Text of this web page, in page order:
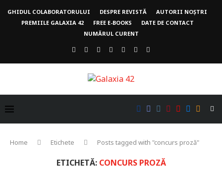
GHIDUL COLABORATORULUI DESPRE REVISTĂ
AUTORII NOȘTRI
PREMIILE GALAXIA 42
FREE E-BOOKS
DATE DE CONTACT
NUMĂRUL CURENT
Home Etichete Posts tagged with "concurs proză"
ETICHETĂ: CONCURS PROZĂ